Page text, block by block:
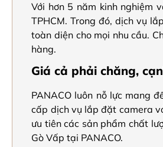
Với hơn 5 năm kinh nghiệm
TPHCM. Trong đó, dịch vụ
toàn diện cho mọi nhu cầu.
hàng.
Giá cả phải chăng,
PANACO luôn nỗ lực mang
cấp dịch vụ lắp đặt camera
ưu tiên các sản phẩm chất
Gò Vấp tại PANACO.